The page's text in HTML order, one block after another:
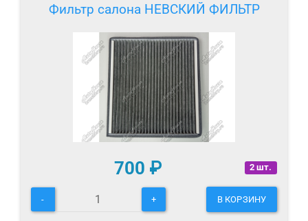
Фильтр салона НЕВСКИЙ ФИЛЬТР
2 шт.
700 ₽
- + В КОРЗИНУ